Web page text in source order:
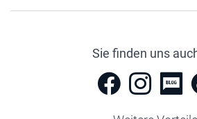
Sie finden uns